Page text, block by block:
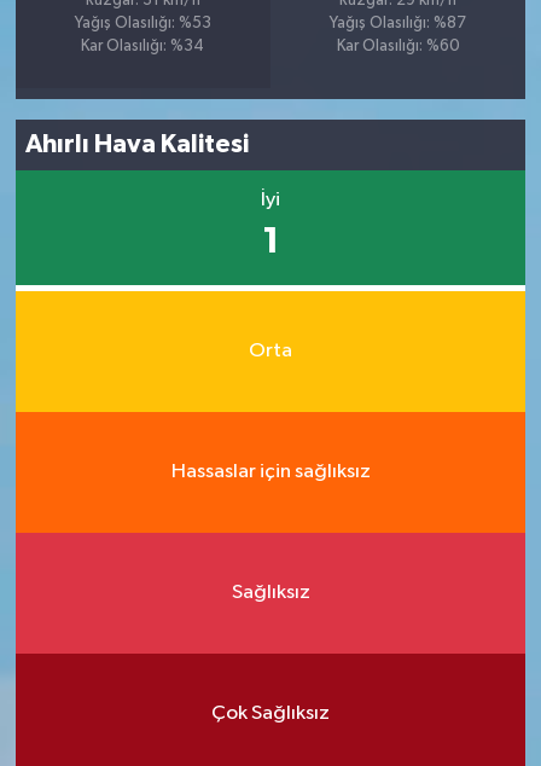
Yağış Olasılığı: %53
Kar Olasılığı: %34
Yağış Olasılığı: %87
Kar Olasılığı: %60
Ahırlı Hava Kalitesi
İyi
1
Orta
Hassaslar için sağlıksız
Sağlıksız
Çok Sağlıksız